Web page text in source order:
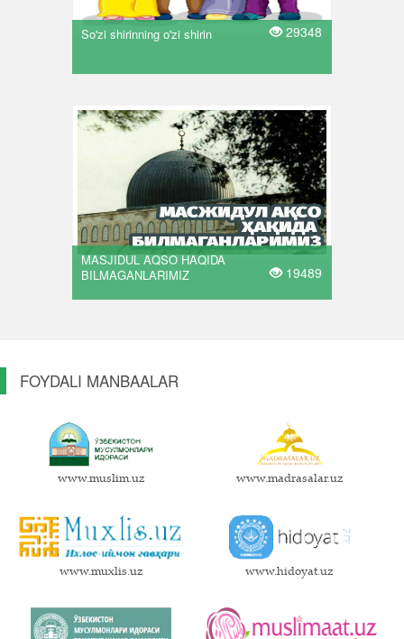
So'zi shirinning o'zi shirin 29348
MASJIDUL AQSO HAQIDA
BILMAGANLARIMIZ
19489
FOYDALI MANBAALAR
www.muslim.uz www.madrasalar.uz
www.muxlis.uz www.hidoyat.uz